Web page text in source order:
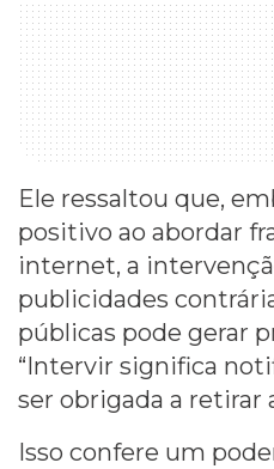
Ele ressaltou que,
positivo ao abordar
internet, a
publicidades
públicas pode gerar
“Intervir significa
ser obrigada a retirar
Isso confere um